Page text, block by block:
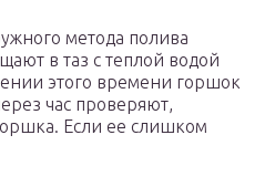
метода полива
в таз с теплой водой
этого времени горшок
час проверяют,
Если ее слишком